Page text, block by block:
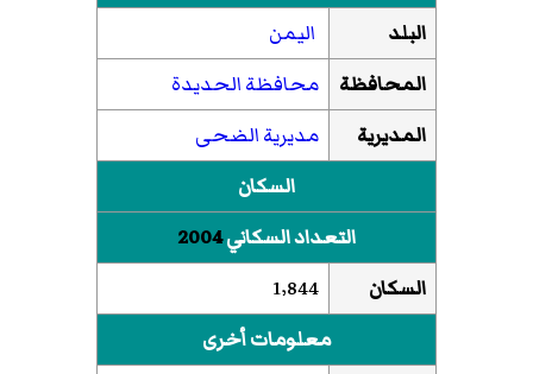
البلد
اليمن
المحافظة
محافظة الحديدة
المديرية
مديرية الضحى
السكان
التعداد السكاني2004
السكان
1٬844
معلومات أخرى